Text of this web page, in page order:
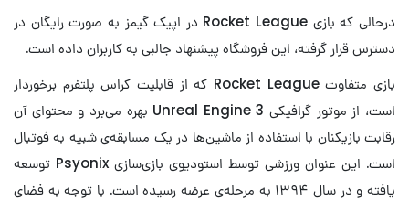
درحالی که بازی Rocket League در اپیک گیمز به صورت رایگان در
دسترس قرار گرفته، این فروشگاه پیشنهاد جالبی به کاربران داده است.
بازی متفاوت Rocket League که از قابلیت کراس پلتفرم برخوردار
است، از موتور گرافیکی Unreal Engine 3 بهره می‌برد و محتوای آن
رقابت بازیکنان با استفاده از ماشین‌ها در یک مسابقه‌ی شبیه به فوتبال
است. این عنوان ورزشی توسط استودیوی بازی‌سازی Psyonix توسعه
یافته و در سال ۱۳۹۴ به مرحله‌ی عرضه رسیده است. با توجه به فضای